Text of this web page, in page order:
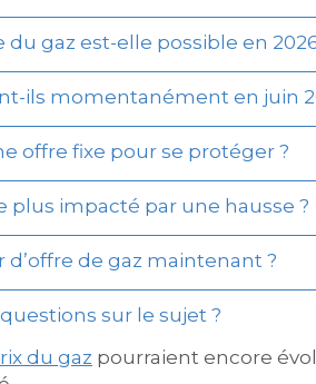
gaz est-elle possible en
ils momentanément en juin
offre fixe pour se protéger ?
plus impacté par une hausse ?
d’offre de gaz maintenant ?
sur le sujet ?
du gaz pourraient encore